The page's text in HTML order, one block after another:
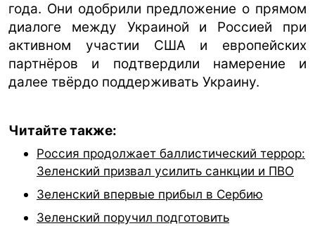
года. Они одобрили предложение о прямом
диалоге между Украиной и Россией при
активном участии США и европейских
партнёров и подтвердили намерение и
далее твёрдо поддерживать Украину.
Читайте также:
Россия продолжает баллистический террор:
Зеленский призвал усилить санкции и ПВО
Зеленский впервые прибыл в Сербию
Зеленский поручил подготовить